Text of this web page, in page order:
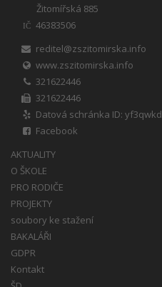
Žitomířská 885
IČ
46383506
reditel@zszitomirska.info
www.zszitomirska.info
321622446
321622446
Datová schránka ID: yf3qwkd
Facebook
AKTUALITY
O ŠKOLE
PRO RODIČE
PROJEKTY
soubory ke stažení
BAKALÁŘI
GDPR
Kontakt